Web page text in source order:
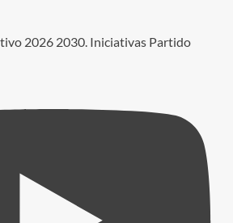
2026 2030. Iniciativas Partido